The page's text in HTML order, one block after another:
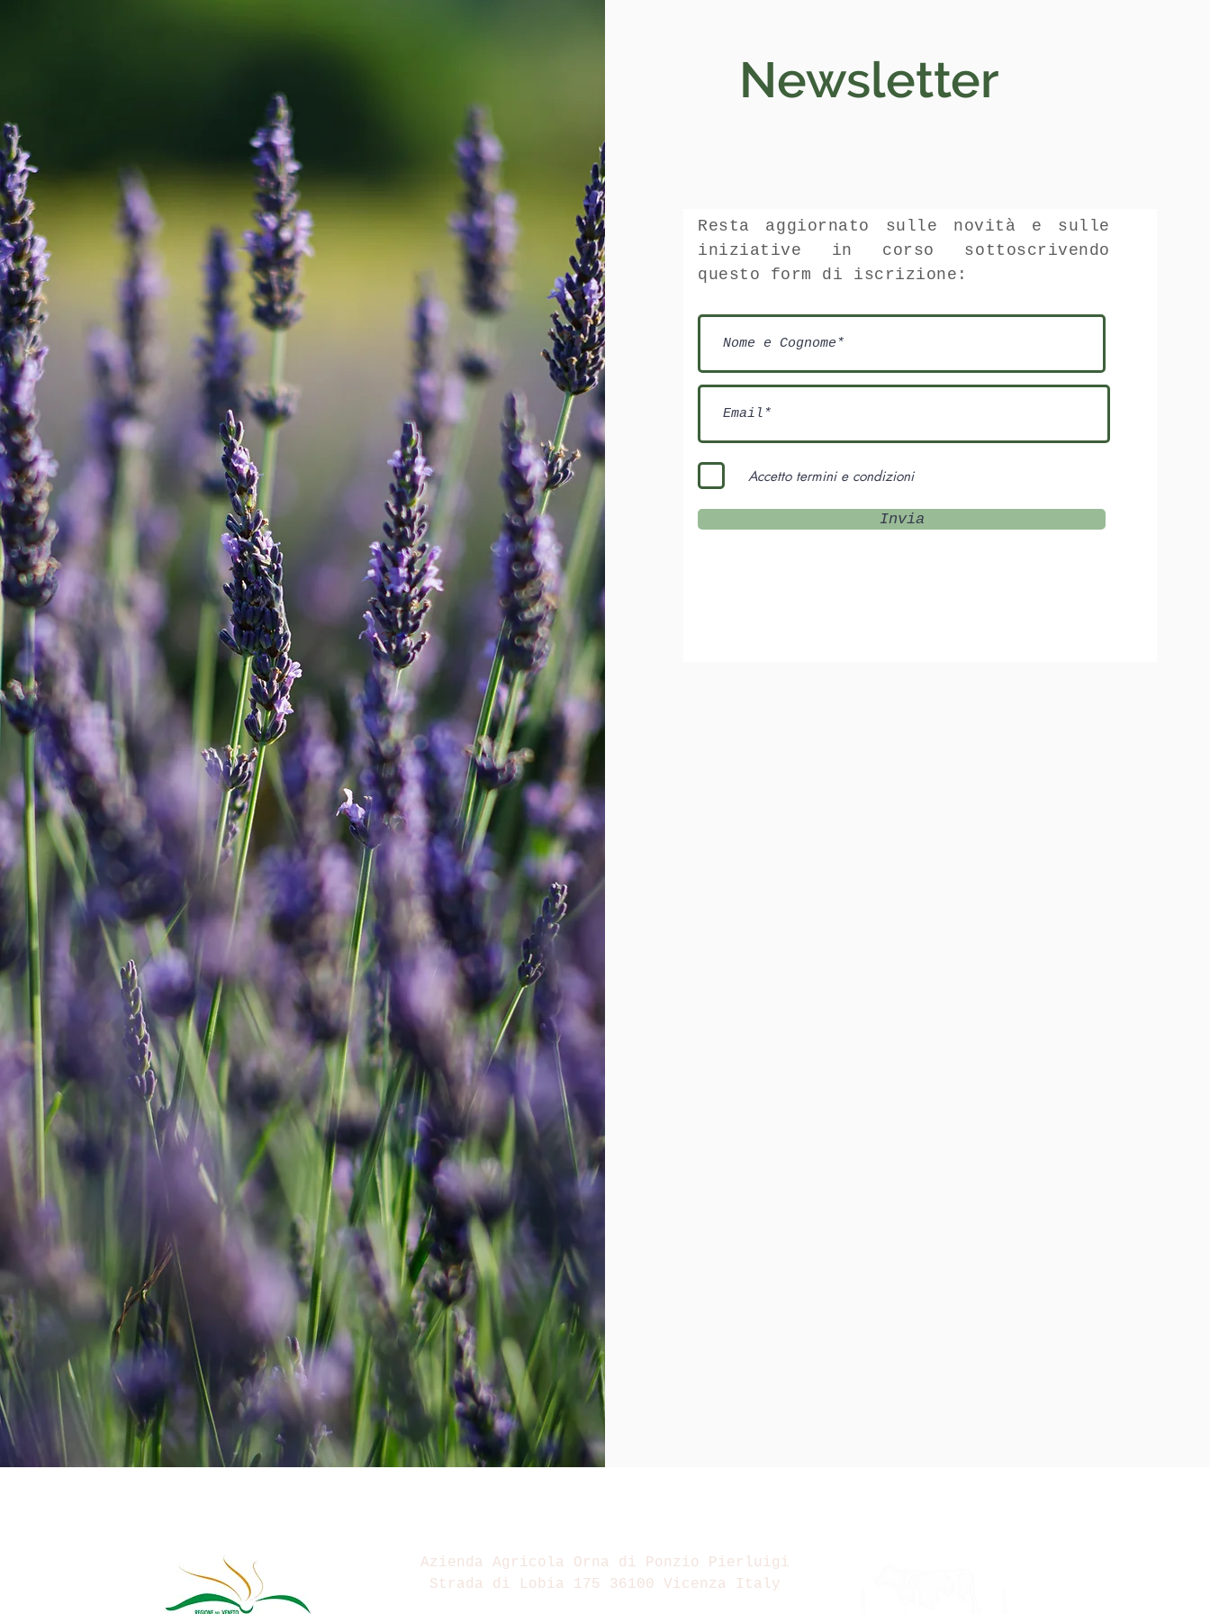
Newsletter
Resta aggiornato sulle novità e sulle
iniziative in corso sottoscrivendo
questo form di iscrizione:
Accetto termini e condizioni
Invia
Azienda Agricola Orna di Ponzio Pierluigi
Strada di Lobia 175 36100 Vicenza Italy